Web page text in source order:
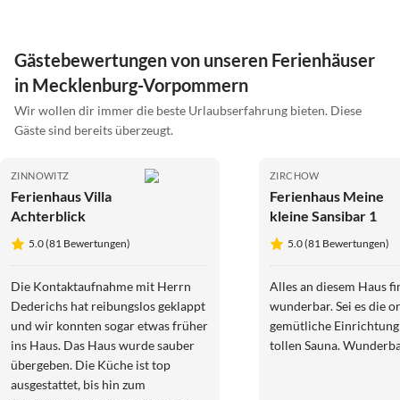
Gästebewertungen von unseren Ferienhäuser
in Mecklenburg-Vorpommern
Wir wollen dir immer die beste Urlaubserfahrung bieten. Diese
Gäste sind bereits überzeugt.
ZINNOWITZ
Ferienhaus Villa
Achterblick
5.0 (81 Bewertungen)
Die Kontaktaufnahme mit Herrn
Dederichs hat reibungslos geklappt
und wir konnten sogar etwas früher
ins Haus. Das Haus wurde sauber
übergeben. Die Küche ist top
ausgestattet, bis hin zum
ZIRCHOW
Ferienhaus Meine
kleine Sansibar 1
5.0 (81 Bewertungen)
Alles an diesem Haus
wunderbar. Sei es die
gemütliche
tollen Sauna.